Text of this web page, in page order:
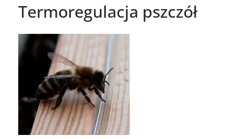
Termoregulacja pszczół